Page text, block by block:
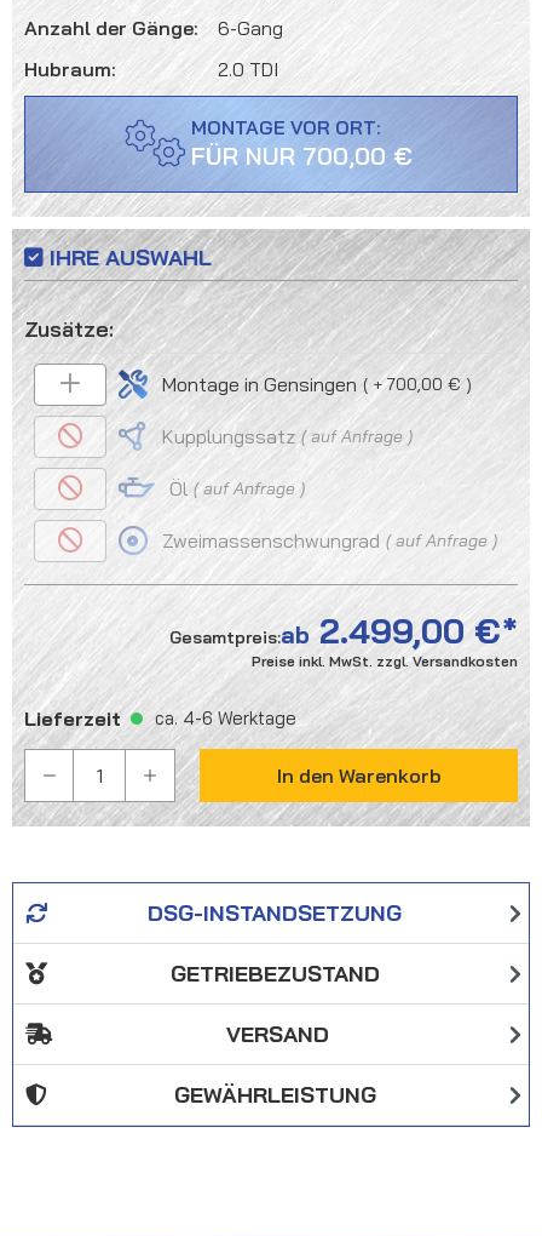
Anzahl der Gänge:
6-Gang
Hubraum:
2.0 TDI
MONTAGE VOR ORT:
FÜR NUR 700,00 €
IHRE AUSWAHL
Gesamtpreis:ab 2.499,00 €
Preise inkl. MwSt. zzgl. Versandkosten
Lieferzeit ca. 4-6 Werktage
Montage in Gensingen + 700,00 €
Kupplungssatz auf Anfrage
Öl auf Anfrage
Zweimassenschwungrad auf Anfrage
PRODUKT ANZAHL: GIB DEN GEWÜNSCHTEN
In den Warenkorb
DSG-INSTANDSETZUNG
GETRIEBEZUSTAND
VERSAND
GEWÄHRLEISTUNG